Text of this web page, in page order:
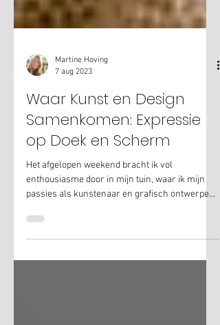
Martine Hoving
7 aug 2023
Waar Kunst en Design
Samenkomen: Expressie
op Doek en Scherm
enthousiasme door in mijn tuin, waar ik mijn
passies als kunstenaar en grafisch ontwerper